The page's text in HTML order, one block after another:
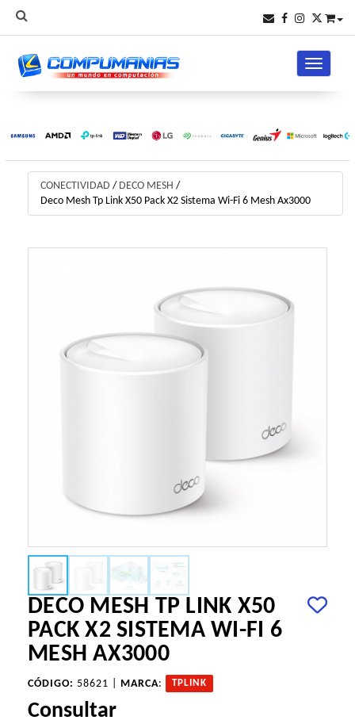
Toggle
CONECTIVIDAD / DECO MESH /
Deco Mesh Tp Link X50 Pack X2 Sistema Wi-Fi 6 Mesh Ax3000
DECO MESH TP LINK X50
PACK X2 SISTEMA WI-FI 6
MESH AX3000
CÓDIGO: 58621 | MARCA: TPLINK
Consultar